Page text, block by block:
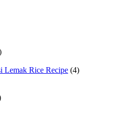
Lemak Rice Recipe (4)